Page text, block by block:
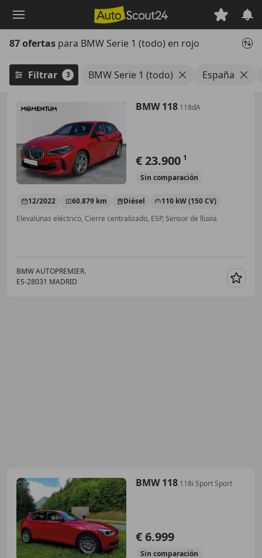
principal
87 ofertas para BMW Serie 1 (todo) en rojo
Filtrar 3 BMW Serie 1 (todo) España
BMW 118 118dA
€ 23.900 1
Sin comparación
12/2022 60.879 km Diésel
110 kW (150 CV)
Elevalunas eléctrico, Cierre centralizado, ESP, Sensor de lluvia
BMW AUTOPREMIER.
ES-28031 MADRID
BMW 118 118i Sport Sport
€ 6.999
Sin comparación